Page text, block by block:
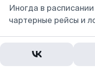
Иногда в
чартерные рейсы и